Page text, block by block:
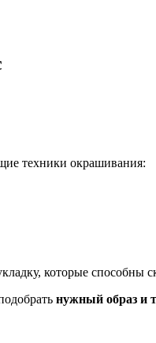
техники окрашивания:
которые способны
нужный образ и